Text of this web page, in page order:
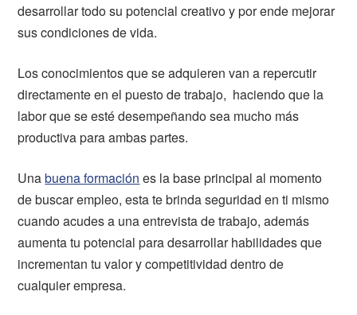
desarrollar todo su potencial creativo y por ende mejorar
sus condiciones de vida.
Los conocimientos que se adquieren van a repercutir
directamente en el puesto de trabajo, haciendo que la
labor que se esté desempeñando sea mucho más
productiva para ambas partes.
Unabuena formación es la base principal al momento
de buscar empleo, esta te brinda seguridad en ti mismo
cuando acudes a una entrevista de trabajo, además
aumenta tu potencial para desarrollar habilidades que
incrementan tu valor y competitividad dentro de
cualquier empresa.